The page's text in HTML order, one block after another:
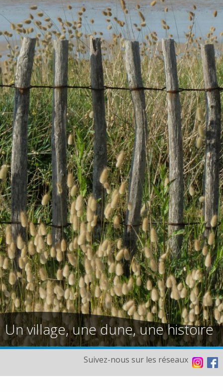
Un village, une dune, une histoire
Suivez-nous sur les réseaux